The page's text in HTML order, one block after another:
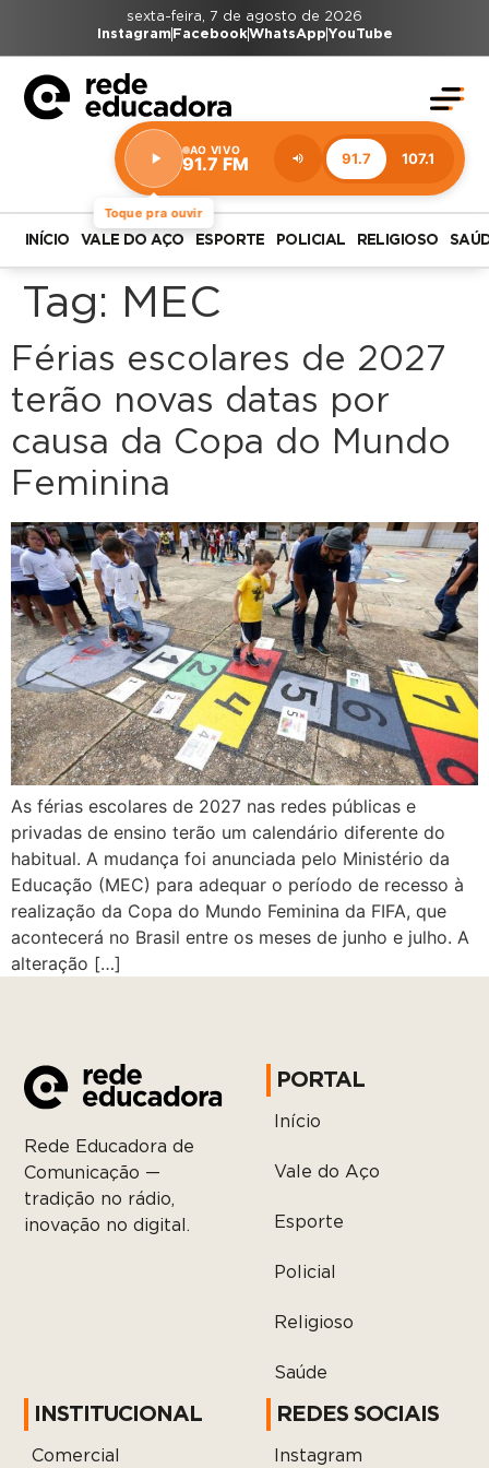
sexta-feira, 7 de agosto de 2026
Instagram FacebookWhatsAppYouTube
Toque pra ouvir
AO VIVO
91.7 FM 91.7 107.1
Estação:
91.7
FM
INÍCIO VALE DO AÇO ESPORTE POLICIAL RELIGIOSO
Tag: MEC
Férias escolares de 2027
terão novas datas por
causa da Copa do Mundo
Feminina
As férias escolares de 2027 nas redes públicas e
privadas de ensino terão um calendário diferente do
habitual. A mudança foi anunciada pelo Ministério da
Educação (MEC) para adequar o período de recesso à
realização da Copa do Mundo Feminina da FIFA, que
acontecerá no Brasil entre os meses de junho e julho. A
alteração […]
Rede Educadora de
Comunicação —
tradição no rádio,
inovação no digital.
PORTAL
Início
Vale do Aço
Esporte
Policial
Religioso
Saúde
INSTITUCIONAL
Comercial
REDES SOCIAIS
Instagram